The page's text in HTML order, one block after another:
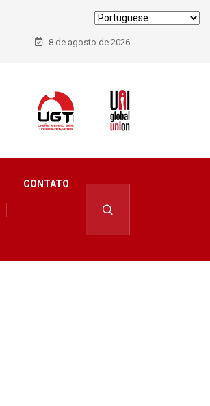
8 de agosto de 2026
CONTATO